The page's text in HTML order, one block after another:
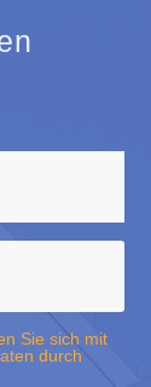
Sie sich mit
durch